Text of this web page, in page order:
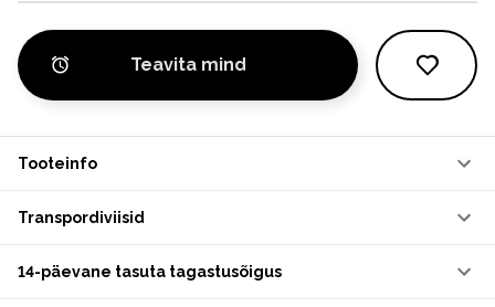
Teavita mind
Tooteinfo
Transpordiviisid
14-päevane tasuta tagastusõigus